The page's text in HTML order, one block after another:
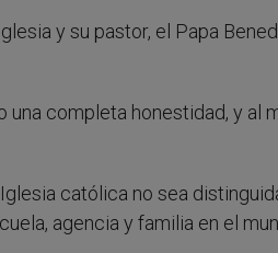
y su pastor, el Papa
una completa honestidad, y
católica no sea
agencia y familia en el